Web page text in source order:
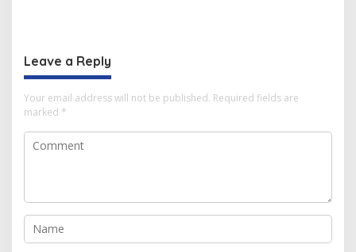
Leave a Reply
Your email address will not be published. Required fields are
marked *